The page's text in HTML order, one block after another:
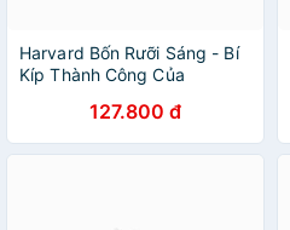
Harvard Bốn Rưỡi Sáng - Bí
Kíp Thành Công Của
127.800 đ